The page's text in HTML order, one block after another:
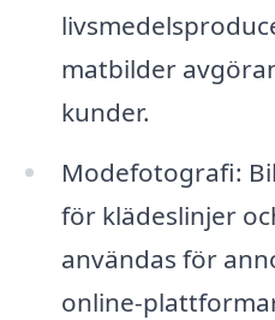
matbilder
kunder.
Modefotografi:
för klädeslinjer
användas för
online-